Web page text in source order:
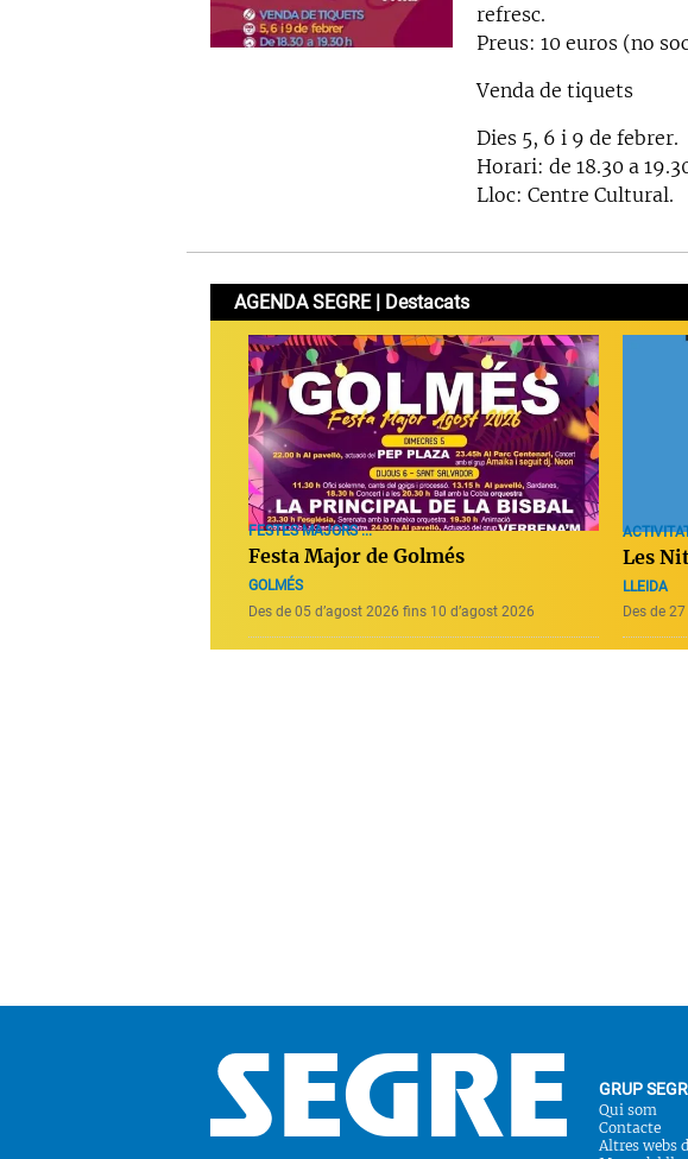
refresc.
Preus: 10 euros (no
Venda de tiquets
Dies 5, 6 i 9 de febrer.
Horari: de 18.30 a
Lloc: Centre Cultural.
AGENDA SEGRE | Destacats
FESTES MAJORS ...
Festa Major de Golmés
GOLMÉS
Des de 05 d’agost 2026 fins 10 d’agost 2026
Les
LLEIDA
Des de
GRUP
Qui som
Contacte
Altres webs